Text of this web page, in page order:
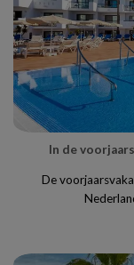
In de
De